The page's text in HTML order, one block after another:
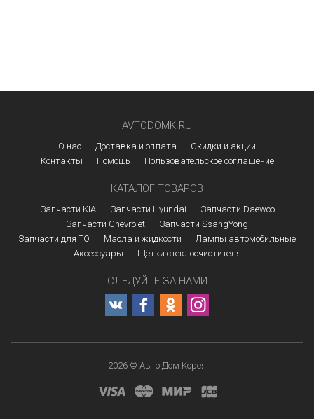
AVTODOMK.RU
О нас Доставка и оплата
Скидки и акции
Контакты
Помощь Пользовательское соглашение
КАТАЛОГ ТОВАРОВ
Запчасти KIA Запчасти Hyundai
Запчасти Daewoo
Запчасти Chevrolet
Запчасти SsangYong
Запчасти для ТО
Масла и жидкости
Лампы автомобильные
Аксессуары
Щетки стеклоочистителя
СЛЕДУЙТЕ ЗА НАМИ
2026 © Авто Дом Корея